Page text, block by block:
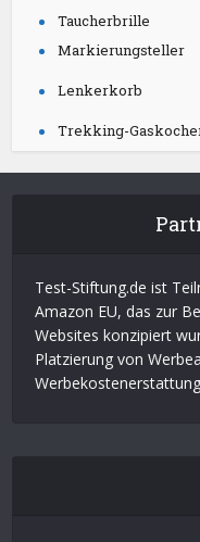
Taucherbrille
Markierungsteller
Lenkerkorb
Trekking-
Test-Stiftung.de ist
Amazon EU, das zur
Websites konzipiert
Platzierung von